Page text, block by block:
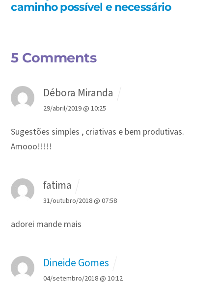
caminho possível e necessário
5 Comments
Débora Miranda
29/abril/2019 @ 10:25
Sugestões simples , criativas e bem produtivas.
Amooo!!!!!
fatima
31/outubro/2018 @ 07:58
adorei mande mais
Dineide Gomes
04/setembro/2018 @ 10:12